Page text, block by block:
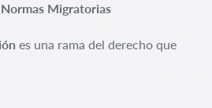
Migratorias
es una rama del derecho que